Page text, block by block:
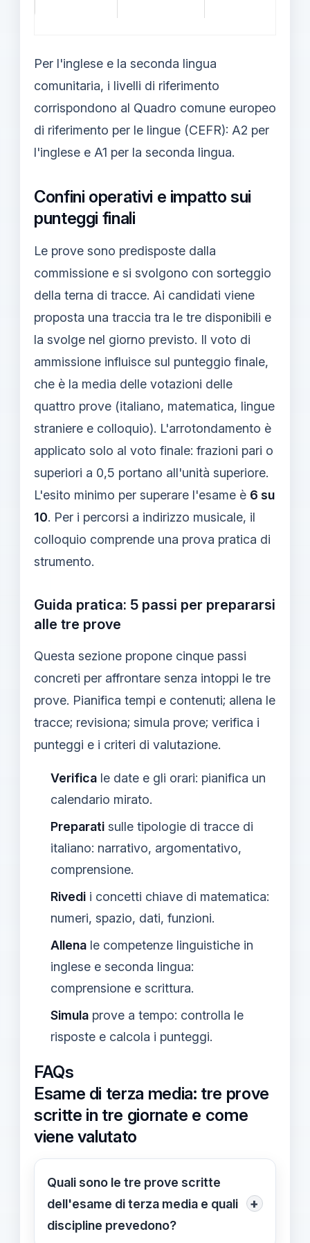
Per l'inglese e la seconda lingua
comunitaria, i livelli di riferimento
corrispondono al Quadro comune europeo
di riferimento per le lingue (CEFR): A2 per
l'inglese e A1 per la seconda lingua.
Confini operativi e impatto sui
punteggi finali
Le prove sono predisposte dalla
commissione e si svolgono con sorteggio
della terna di tracce. Ai candidati viene
proposta una traccia tra le tre disponibili e
la svolge nel giorno previsto. Il voto di
ammissione influisce sul punteggio finale,
che è la media delle votazioni delle
quattro prove (italiano, matematica, lingue
straniere e colloquio). L'arrotondamento è
applicato solo al voto finale: frazioni pari o
superiori a 0,5 portano all'unità superiore.
L'esito minimo per superare l'esame è 6 su
10. Per i percorsi a indirizzo musicale, il
colloquio comprende una prova pratica di
strumento.
Guida pratica: 5 passi per prepararsi
alle tre prove
Questa sezione propone cinque passi
concreti per affrontare senza intoppi le tre
prove. Pianifica tempi e contenuti; allena le
tracce; revisiona; simula prove; verifica i
punteggi e i criteri di valutazione.
Verifica le date e gli orari: pianifica un
calendario mirato.
Preparati sulle tipologie di tracce di
italiano: narrativo, argomentativo,
comprensione.
Rivedi i concetti chiave di matematica:
numeri, spazio, dati, funzioni.
Allena le competenze linguistiche in
inglese e seconda lingua:
comprensione e scrittura.
Simula prove a tempo: controlla le
risposte e calcola i punteggi.
FAQs
Esame di terza media: tre prove
scritte in tre giornate e come
viene valutato
Quali sono le tre prove scritte
dell'esame di terza media e quali
discipline prevedono?
+